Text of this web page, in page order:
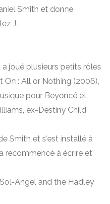
Smith et donne
J.
joué plusieurs petits rôles
On : All or Nothing (2006),
pour Beyoncé et
ex-Destiny Child
Smith et s'est installé à
recommencé à écrire et
Angel and the Hadley